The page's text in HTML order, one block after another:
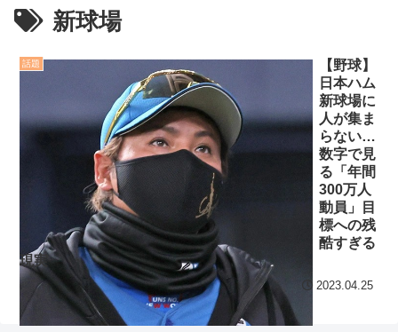
【阪神】ルーキー神宮僚
介、１軍デビューで３者凡
退！筒香斬り！ NEW!
国際的な小咄 混ぜるな危
クレバテスⅡ-魔獣の王と
偽りの勇者伝承- 第4話 感
想：敵を探すよりトアの書
を餌に誘き出す作戦！
【画像】発達障害の子ど
もはこの絵の意味がすぐに
分からないらしい
日本が北朝鮮に辛勝し二
姫乃さん「揺らしただけ
のやつ」ワイら、揺らすだ
けで語彙力を失う
セ・リーグ出塁回数ラン
キング 直近3週間｜2026年
8/3まで
【地獄のような聴聞会】
Ｗ杯１次Ｌ敗退の韓国 議員
が「なぜ負けたのか？」ソ
ン・フンミン先発落ちは
「監督の報復」
新球場
話題
【野球】
日本ハム
新球場に
人が集ま
らない…
数字で見
る「年間
300万人
動員」目
標への残
酷すぎる
現実
2023.04.25